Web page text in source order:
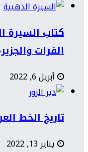
كتاب السيرة
الفرات
أبريل 6, 2022
تاريخ الخط
يناير 13, 2022